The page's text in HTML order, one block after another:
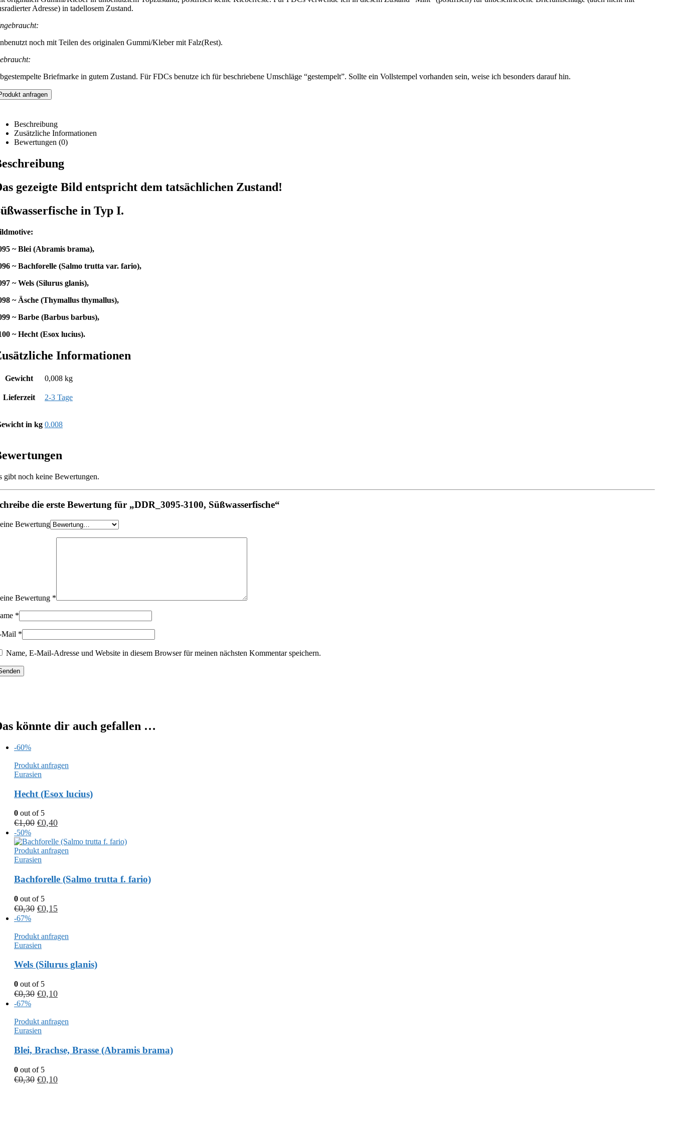
Adresse) in tadellosem Zustand.
noch mit Teilen des originalen Gummi/Kleber mit Falz(Rest).
Briefmarke in gutem Zustand. Für FDCs benutze ich für beschriebene Umschläge “gestempelt”. Sollte ein Vollstempel vorhanden sein, weise ich besonders darauf hin.
anfragen
Beschreibung
Zusätzliche Informationen
Bewertungen (0)
gezeigte Bild entspricht dem tatsächlichen Zustand!
in Typ I.
~ Blei (Abramis brama),
~ Bachforelle (Salmo trutta var. fario),
~ Wels (Silurus glanis),
~ Äsche (Thymallus thymallus),
~ Barbe (Barbus barbus),
~ Hecht (Esox lucius).
Informationen
Gewicht 0,008 kg
Lieferzeit 2-3 Tage
in kg 0.008
gibt noch keine Bewertungen.
die erste Bewertung für „DDR_3095-3100, Süßwasserfische“
Bewertung
Bewertung *
*
Mail *
Name, E-Mail-Adresse und Website in diesem Browser für meinen nächsten Kommentar speichern.
könnte dir auch gefallen …
-60%
Produkt anfragen
Eurasien
Hecht (Esox lucius)
0 out of 5
€1,00 €0,40
-50%
Produkt anfragen
Eurasien
Bachforelle (Salmo trutta f. fario)
0 out of 5
€0,30 €0,15
-67%
Produkt anfragen
Eurasien
Wels (Silurus glanis)
0 out of 5
€0,30 €0,10
-67%
Produkt anfragen
Eurasien
Blei, Brachse, Brasse (Abramis brama)
0 out of 5
€0,30 €0,10